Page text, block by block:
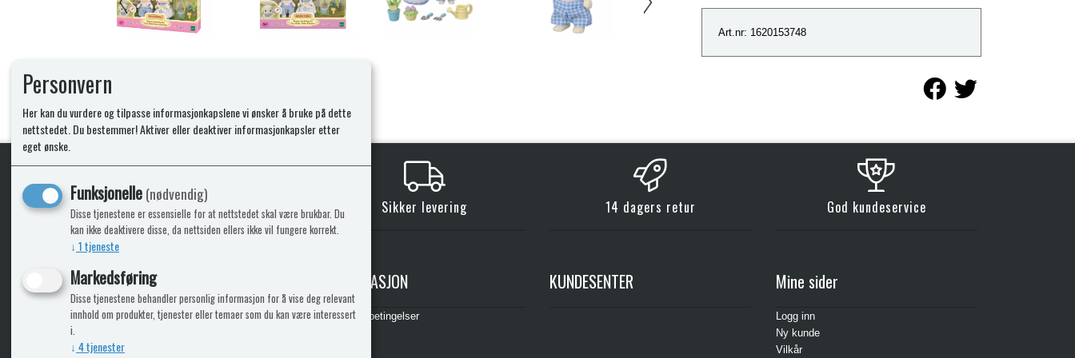
Art.nr: 1620153748
KLikk & hent Sikker levering 14 dagers retur God kundeservice
ICARAVANGRUPPEN
Trumadeler.no
Fritidsvarehuset.no
INFORMASJON
Leveringsbetingelser
KUNDESENTER Mine sider
Logg inn
Ny kunde
Vilkår
Personvern
Her kan du vurdere og tilpasse informasjonkapslene vi ønsker å bruke på dette
nettstedet. Du bestemmer! Aktiver eller deaktiver informasjonkapsler etter
eget ønske.
Funksjonelle(nødvendig)
Disse tjenestene er essensielle for at nettstedet skal være brukbar. Du
kan ikke deaktivere disse, da nettsiden ellers ikke vil fungere korrekt.
↓ 1tjeneste
Markedsføring
Disse tjenestene behandler personlig informasjon for å vise deg relevant
innhold om produkter, tjenester eller temaer som du kan være interessert
i.
↓ 4tjenester